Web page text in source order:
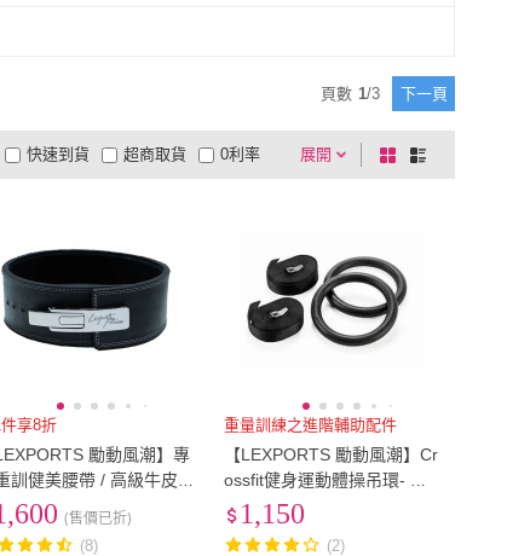
頁數 1/3 下一頁
展開
有影片
量 電視購物
快速到貨 超商取貨 0利率
棋
盤
列
享8折
LEXPORTS 勵動風潮】專
訓健美腰帶 / 高級牛皮
核心 牛皮 快扣 健
重訓 舉重)
(售價已折)
(8)
重量訓練之進階輔助配件
【LEXPORTS 勵動風潮】Cr
ossfit健身運動體操吊環- 力
量黑/素色(體操吊環 健身 重
訓 舉重)
1,150
(2)